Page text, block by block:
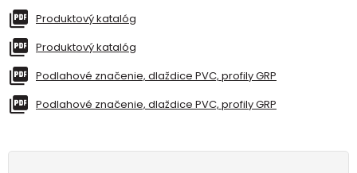
Produktový katalóg
Produktový katalóg
Podlahové značenie, dlaždice PVC, profily GRP
Podlahové značenie, dlaždice PVC, profily GRP